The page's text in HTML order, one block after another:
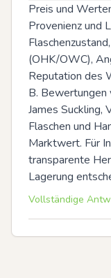
Preis und
Provenienz und
(OHK/OWC),
Reputation des
B.
James Suckling,
Flaschen und
Marktwert. Für
transparente
Lagerung
Vollständige